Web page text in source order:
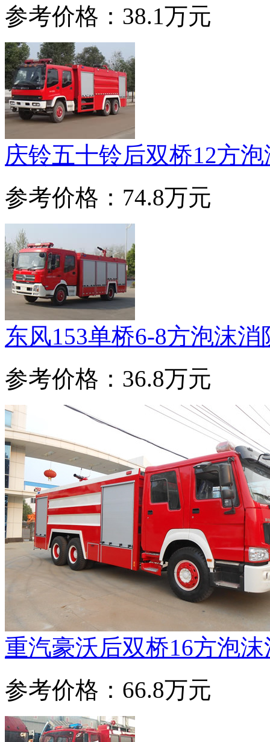
参考价格：38.1万元
庆铃五十铃后双桥12方
参考价格：74.8万元
东风153单桥6-8方泡沫消
参考价格：36.8万元
重汽豪沃后双桥16方泡
参考价格：66.8万元